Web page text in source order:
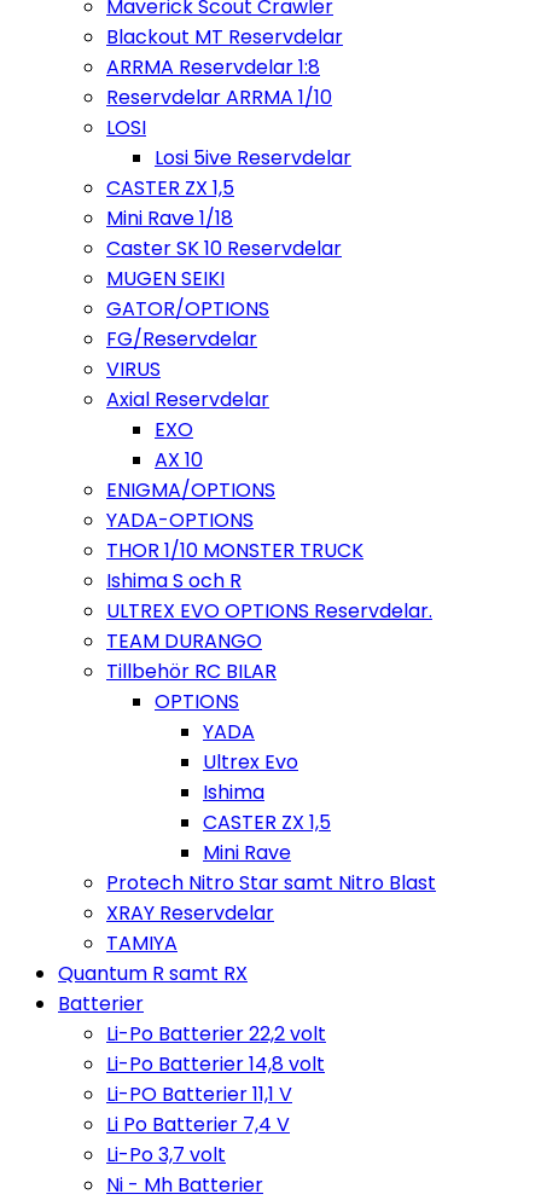
Maverick Scout Crawler
Blackout MT Reservdelar
ARRMA Reservdelar 1:8
Reservdelar ARRMA 1/10
LOSI
Losi 5ive Reservdelar
CASTER ZX 1,5
Mini Rave 1/18
Caster SK 10 Reservdelar
MUGEN SEIKI
GATOR/OPTIONS
FG/Reservdelar
VIRUS
Axial Reservdelar
EXO
AX 10
ENIGMA/OPTIONS
YADA-OPTIONS
THOR 1/10 MONSTER TRUCK
Ishima S och R
ULTREX EVO OPTIONS Reservdelar.
TEAM DURANGO
Tillbehör RC BILAR
OPTIONS
YADA
Ultrex Evo
Ishima
CASTER ZX 1,5
Mini Rave
Protech Nitro Star samt Nitro Blast
XRAY Reservdelar
TAMIYA
Quantum R samt RX
Batterier
Li-Po Batterier 22,2 volt
Li-Po Batterier 14,8 volt
Li-PO Batterier 11,1 V
Li Po Batterier 7,4 V
Li-Po 3,7 volt
Ni - Mh Batterier